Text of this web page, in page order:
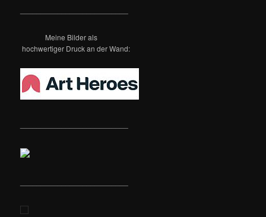
Meine Bilder als
hochwertiger Druck an der Wand: